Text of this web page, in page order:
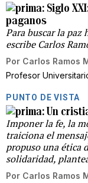
Siglo
paganos
Para buscar la paz
escribe Carlos
Por Carlos Ramos
Profesor
PUNTO DE VISTA
Un
Imponer la fe, la
traiciona el
propuso una ética
solidaridad,
Por Carlos Ramos